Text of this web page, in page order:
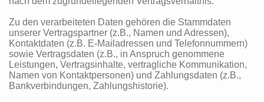
Zu den verarbeiteten Daten gehören die Stammdaten
unserer Vertragspartner (z.B., Namen und Adressen),
Kontaktdaten (z.B. E-Mailadressen und Telefonnummern)
sowie Vertragsdaten (z.B., in Anspruch genommene
Leistungen, Vertragsinhalte, vertragliche Kommunikation,
Namen von Kontaktpersonen) und Zahlungsdaten (z.B.,
Bankverbindungen, Zahlungshistorie).